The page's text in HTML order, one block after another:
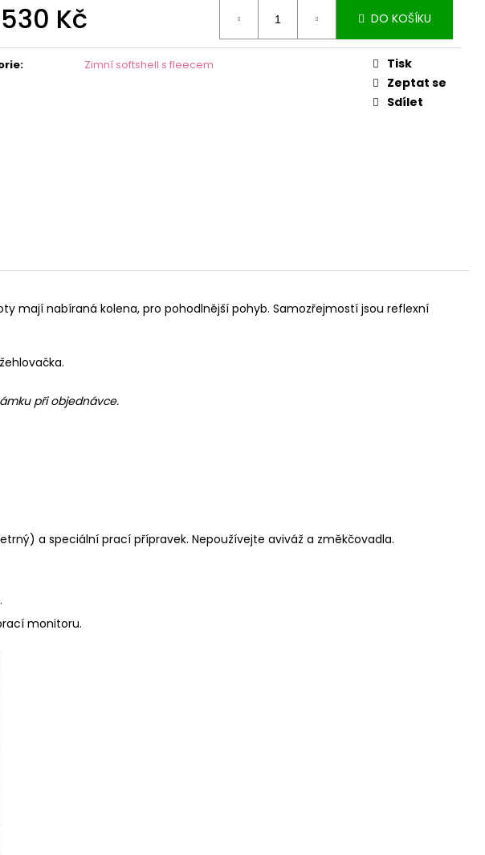
530 Kč DO KOŠÍKU
: Zimní softshell s fleecem
Tisk
Zeptat se
Sdílet
mají nabíraná kolena, pro pohodlnější pohyb. Samozřejmostí jsou reflexní
při objednávce.
a speciální prací přípravek. Nepoužívejte aviváž a změkčovadla.
monitoru.